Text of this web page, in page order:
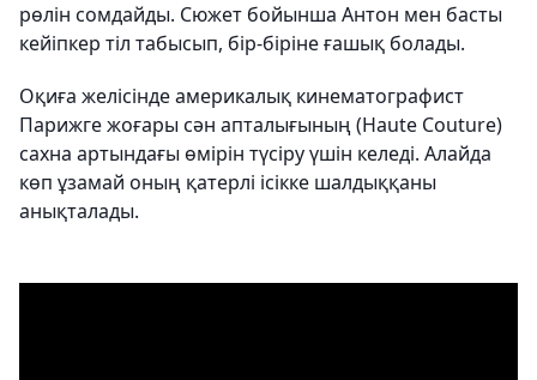
рөлін сомдайды. Сюжет бойынша Антон мен басты
кейіпкер тіл табысып, бір-біріне ғашық болады.
Оқиға желісінде америкалық кинематографист
Парижге жоғары сән апталығының (Haute Couture)
сахна артындағы өмірін түсіру үшін келеді. Алайда
көп ұзамай оның қатерлі ісікке шалдыққаны
анықталады.